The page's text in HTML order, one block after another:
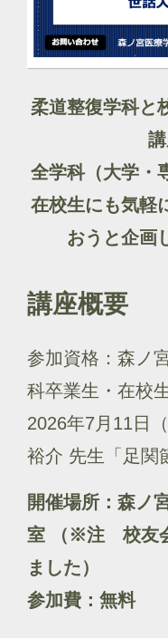
柔道整復学科と
全学科（大学・
在校生にも気軽
おうと企画
講座概要
参加資格：森ノ
科卒業生・在校
2026年7月11日
裕介 先生「足関
開催場所：森ノ
室 （※注 校友
ました）
参加費：無料